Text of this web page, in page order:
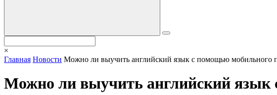
×
Главная Новости Можно ли выучить английский язык с помощью мобильного
Можно ли выучить английский